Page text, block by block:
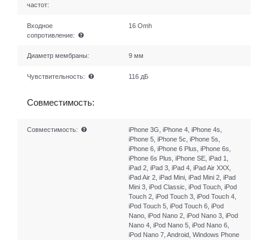
частот:
Входное
сопротивление:
16 Omh
Диаметр мембраны: 9 мм
Чувствительность: 116 дБ
Совместимость:
Совместимость:
iPhone 3G, iPhone 4, iPhone 4s,
iPhone 5, iPhone 5c, iPhone 5s,
iPhone 6, iPhone 6 Plus, iPhone 6s,
iPhone 6s Plus, iPhone SE, iPad 1,
iPad 2, iPad 3, iPad 4, iPad Air XXX,
iPad Air 2, iPad Mini, iPad Mini 2, iPad
Mini 3, iPod Classic, iPod Touch, iPod
Touch 2, iPod Touch 3, iPod Touch 4,
iPod Touch 5, iPod Touch 6, iPod
Nano, iPod Nano 2, iPod Nano 3, iPod
Nano 4, iPod Nano 5, iPod Nano 6,
iPod Nano 7, Android, Windows Phone